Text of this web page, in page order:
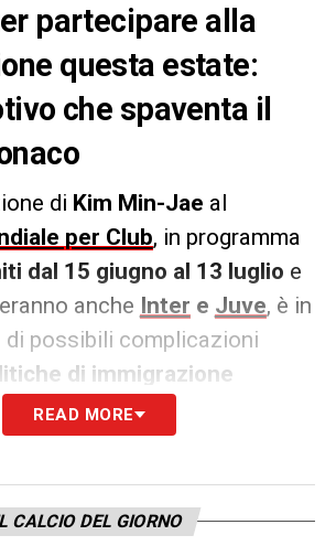
partecipare alla
questa estate:
che spaventa il
di Kim Min-Jae al
per Club, in programma
dal 15 giugno al 13 luglio e
anche Inter e Juve, è in
di possibili complicazioni
di immigrazione
. Come riportato da
Bayern Monaco– reduce da
– potrebbe incontrare
READ MORE
CALCIO DEL GIORNO